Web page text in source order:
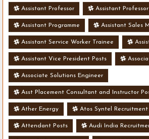
Assistant Professor Assistant
Assistant Programme Assistant Sales
Assistant Service Worker Trainee
Assistant Vice President Posts
Associate Solutions Engineer
Asst Placement Consultant and Instructor
Ather Energy Atos Syntel Recruitment
Attendant Posts Audi India